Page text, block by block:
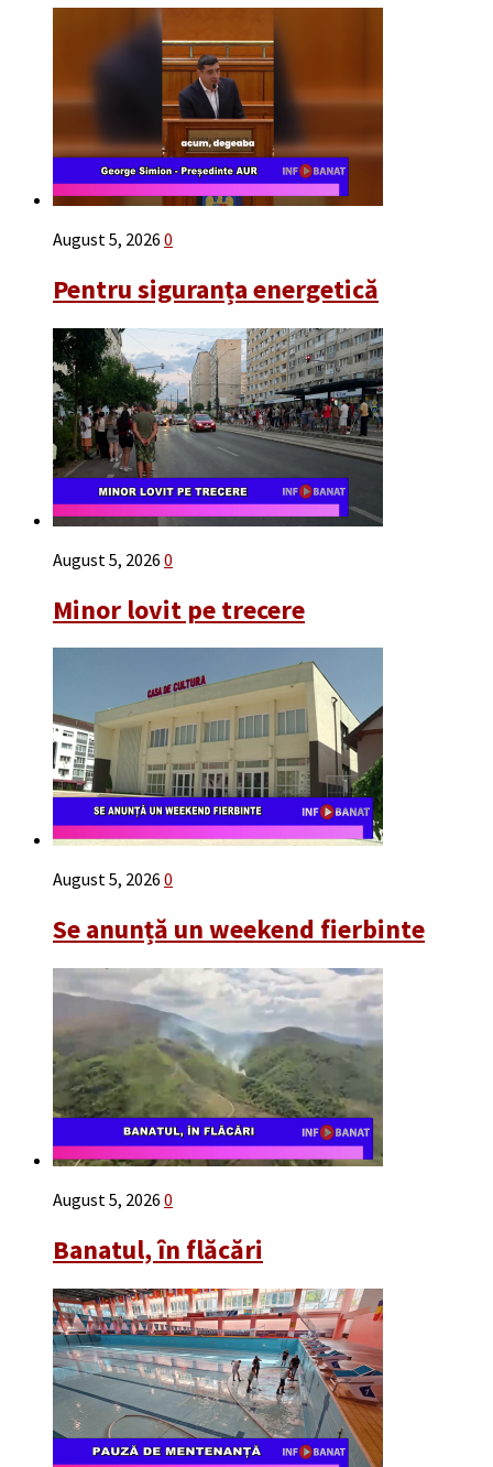
August 5, 2026 0
Pentru siguranța energetică
August 5, 2026 0
Minor lovit pe trecere
August 5, 2026 0
Se anunță un weekend fierbinte
August 5, 2026 0
Banatul, în flăcări